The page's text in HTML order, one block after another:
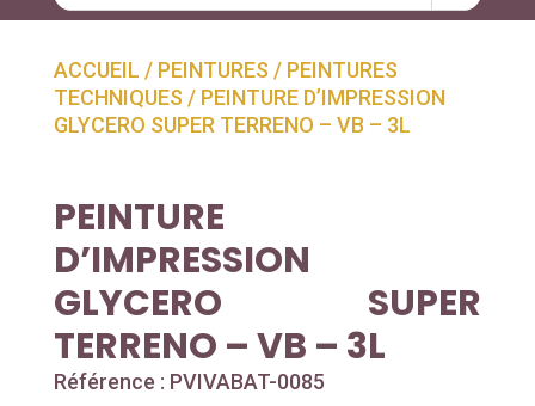
ACCUEIL / PEINTURES / PEINTURES
TECHNIQUES / PEINTURE D’IMPRESSION
GLYCERO SUPER TERRENO – VB – 3L
PEINTURE
D’IMPRESSION
GLYCERO SUPER
TERRENO – VB – 3L
Référence : PVIVABAT-0085